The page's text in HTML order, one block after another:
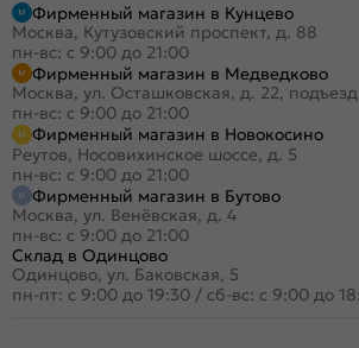
Фирменный магазин в Кунцево
Москва, Кутузовский проспект, д. 88
пн-вс: с 9:00 до 21:00
Фирменный магазин в Медведково
Москва, ул. Осташковская, д. 22,
пн-вс: с 9:00 до 21:00
Фирменный магазин в Новокосино
Реутов, Носовихинское шоссе, д. 5
пн-вс: с 9:00 до 21:00
Фирменный магазин в Бутово
Москва, ул. Венёвская, д. 4
пн-вс: с 9:00 до 21:00
Склад в Одинцово
Одинцово, ул. Баковская, 5
пн-пт: с 9:00 до 19:30 / сб-вс: с 9:00 до